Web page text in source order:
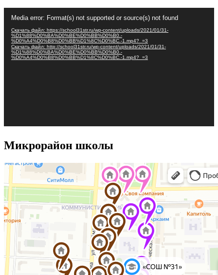
Media error: Format(s) not supported or source(s) not found
Скачать файл: https://school31str.ru/wp-content/uploads/2021/01/31-
%D1%88%D0%BA%D0%BE%D0%BB%D0%B0.-
%D0%A4%D0%B8%D0%BB%D1%8C%D0%BC.-1.mp4?_=3
Скачать файл: http://school31str.ru/wp-content/uploads/2021/01/31-
%D1%88%D0%BA%D0%BE%D0%BB%D0%B0.-
%D0%A4%D0%B8%D0%BB%D1%8C%D0%BC.-1.mp4?_=3
Микрорайон школы